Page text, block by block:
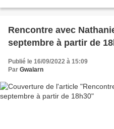
Rencontre avec
septembre à partir de
Publié le 16/09/2022 à 15:09
Par Gwalarn